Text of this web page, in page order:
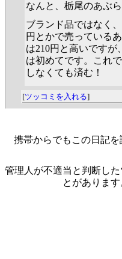
なんと、栃尾のあぶ
ブランド品ではなく
円とかで売っている
は210円と高いです
は初めてです。これ
しなくても済む！
[ツッコミを入れる]
携帯からでもこの日記
管理人が不適当と判断し
とがありま